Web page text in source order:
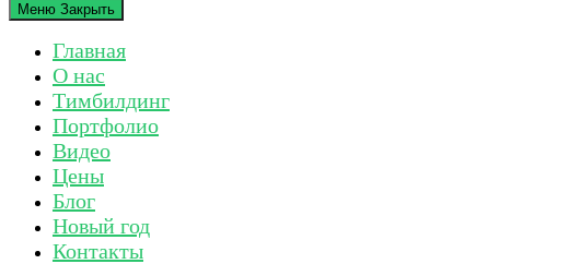
Меню Закрыть
Главная
О нас
Тимбилдинг
Портфолио
Видео
Цены
Блог
Новый год
Контакты